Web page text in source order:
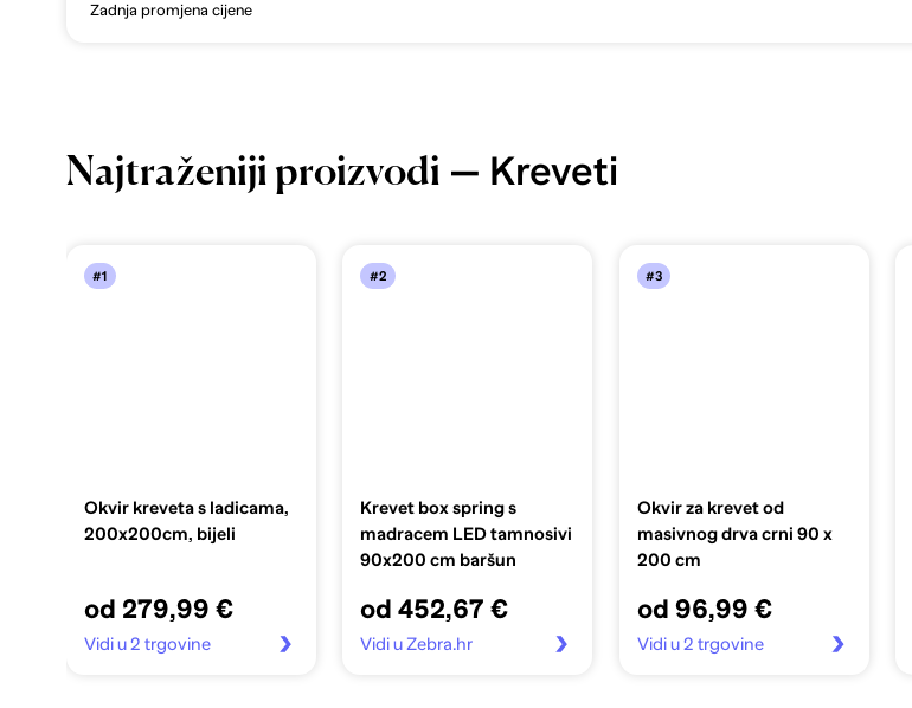
Zadnja promjena cijene
Najtraženiji proizvodi — Kreveti
#1
Okvir kreveta s ladicama,
200x200cm, bijeli
od 279,99 €
Vidi u 2 trgovine
#2
Krevet box spring s
madracem LED tamnosivi
90x200 cm baršun
od 452,67 €
Vidi u Zebra.hr
#3
Okvir za krevet od
masivnog drva crni 90 x
200 cm
od 96,99 €
Vidi u 2 trgovine